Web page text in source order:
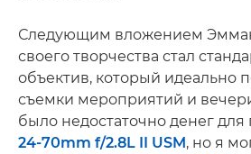
Следующим вложением
своего творчества стал
объектив, который идеально
съемки мероприятий и
было недостаточно денег для
24-70mm f/2.8L II USM, но я